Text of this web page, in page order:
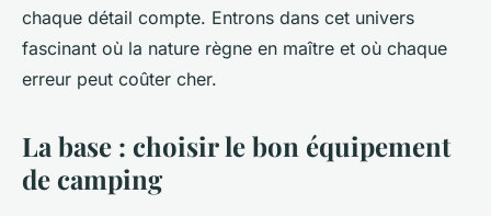
chaque détail compte. Entrons dans cet univers
fascinant où la nature règne en maître et où chaque
erreur peut coûter cher.
La base : choisir le bon équipement
de camping